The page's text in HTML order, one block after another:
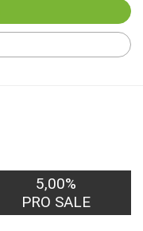
5,00%
PRO SALE